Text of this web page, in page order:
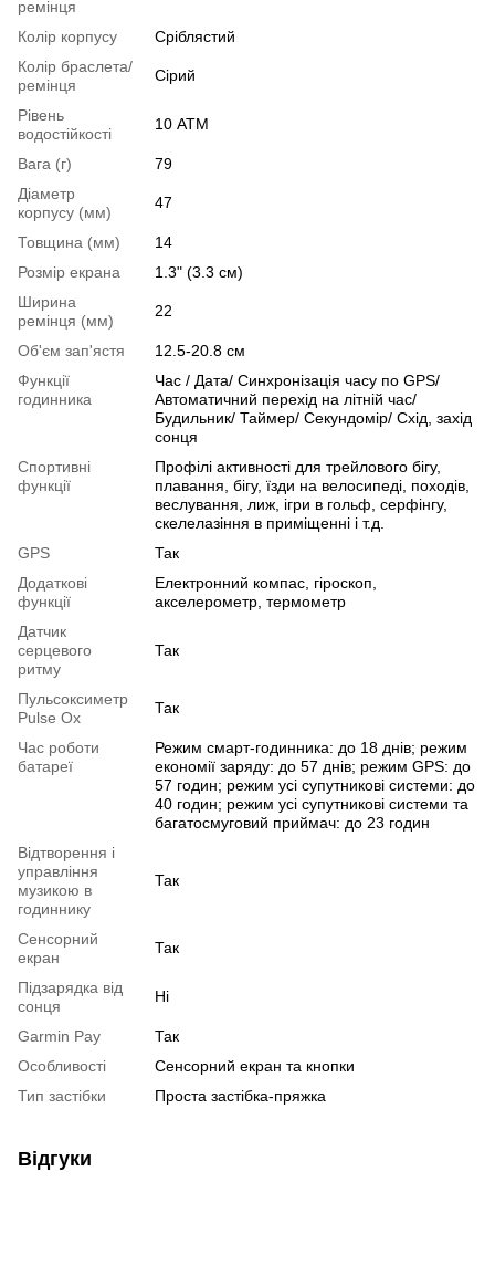
ремінця
Колір корпусу
Сріблястий
Колір браслета/
ремінця
Сірий
Рівень
водостійкості
10 АТМ
Вага (г)
79
Діаметр
корпусу (мм)
47
Товщина (мм)
14
Розмір екрана
1.3" (3.3 см)
Ширина
ремінця (мм)
22
Об'єм зап'ястя
12.5-20.8 см
Функції
годинника
Час / Дата/ Синхронізація часу по GPS/
Автоматичний перехід на літній час/
Будильник/ Таймер/ Секундомір/ Схід, захід
сонця
Спортивні
функції
Профілі активності для трейлового бігу,
плавання, бігу, їзди на велосипеді, походів,
веслування, лиж, ігри в гольф, серфінгу,
скелелазіння в приміщенні і т.д.
GPS
Так
Додаткові
функції
Електронний компас, гіроскоп,
акселерометр, термометр
Датчик
серцевого
ритму
Так
Пульсоксиметр
Pulse Ox
Так
Час роботи
батареї
Режим смарт-годинника: до 18 днів; режим
економії заряду: до 57 днів; режим GPS: до
57 годин; режим усі супутникові системи: до
40 годин; режим усі супутникові системи та
багатосмуговий приймач: до 23 годин
Відтворення і
управління
музикою в
годиннику
Так
Сенсорний
екран
Так
Підзарядка від
сонця
Ні
Garmin Pay
Так
Особливості
Сенсорний екран та кнопки
Тип застібки
Проста застібка-пряжка
Відгуки